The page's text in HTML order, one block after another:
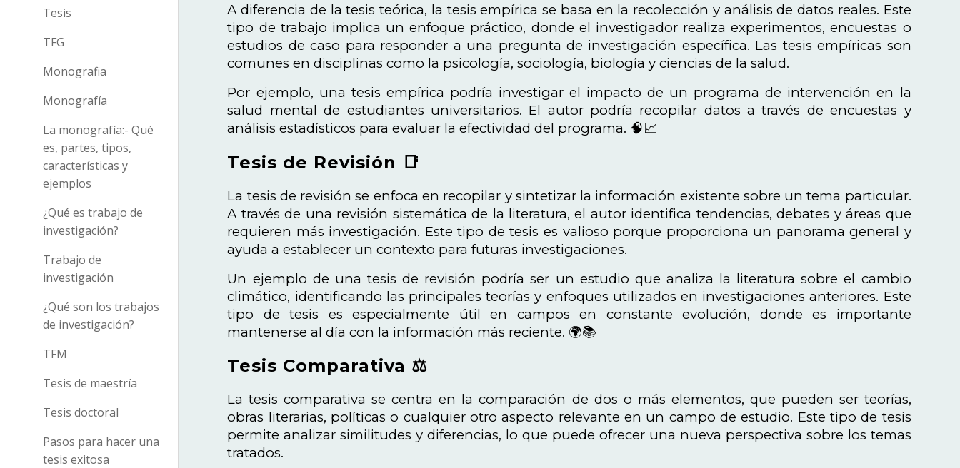
Tesis
TFG
Monografia
Monografía
La monografía:- Qué
es, partes, tipos,
características y
ejemplos
¿Qué es trabajo de
investigación?
Trabajo de
investigación
¿Qué son los trabajos
de investigación?
TFM
Tesis de maestría
Tesis doctoral
Pasos para hacer una
tesis exitosa
A diferencia de la tesis teórica, la tesis empírica se basa en la recolección y análisis de datos reales. Este
tipo de trabajo implica un enfoque práctico, donde el investigador realiza experimentos, encuestas o
estudios de caso para responder a una pregunta de investigación específica. Las tesis empíricas son
comunes en disciplinas como la psicología, sociología, biología y ciencias de la salud.
Por ejemplo, una tesis empírica podría investigar el impacto de un programa de intervención en la
salud mental de estudiantes universitarios. El autor podría recopilar datos a través de encuestas y
análisis estadísticos para evaluar la efectividad del programa. 🧠📈
Tesis de Revisión 📑
La tesis de revisión se enfoca en recopilar y sintetizar la información existente sobre un tema particular.
A través de una revisión sistemática de la literatura, el autor identifica tendencias, debates y áreas que
requieren más investigación. Este tipo de tesis es valioso porque proporciona un panorama general y
ayuda a establecer un contexto para futuras investigaciones.
Un ejemplo de una tesis de revisión podría ser un estudio que analiza la literatura sobre el cambio
climático, identificando las principales teorías y enfoques utilizados en investigaciones anteriores. Este
tipo de tesis es especialmente útil en campos en constante evolución, donde es importante
mantenerse al día con la información más reciente. 🌍📚
Tesis Comparativa ⚖️
La tesis comparativa se centra en la comparación de dos o más elementos, que pueden ser teorías,
obras literarias, políticas o cualquier otro aspecto relevante en un campo de estudio. Este tipo de tesis
permite analizar similitudes y diferencias, lo que puede ofrecer una nueva perspectiva sobre los temas
tratados.